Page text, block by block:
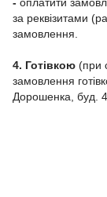
- оплатити
за реквізитами
замовлення.
4. Готівкою (при
замовлення
Дорошенка, буд.